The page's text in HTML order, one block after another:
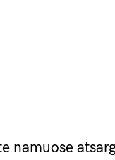
namuose